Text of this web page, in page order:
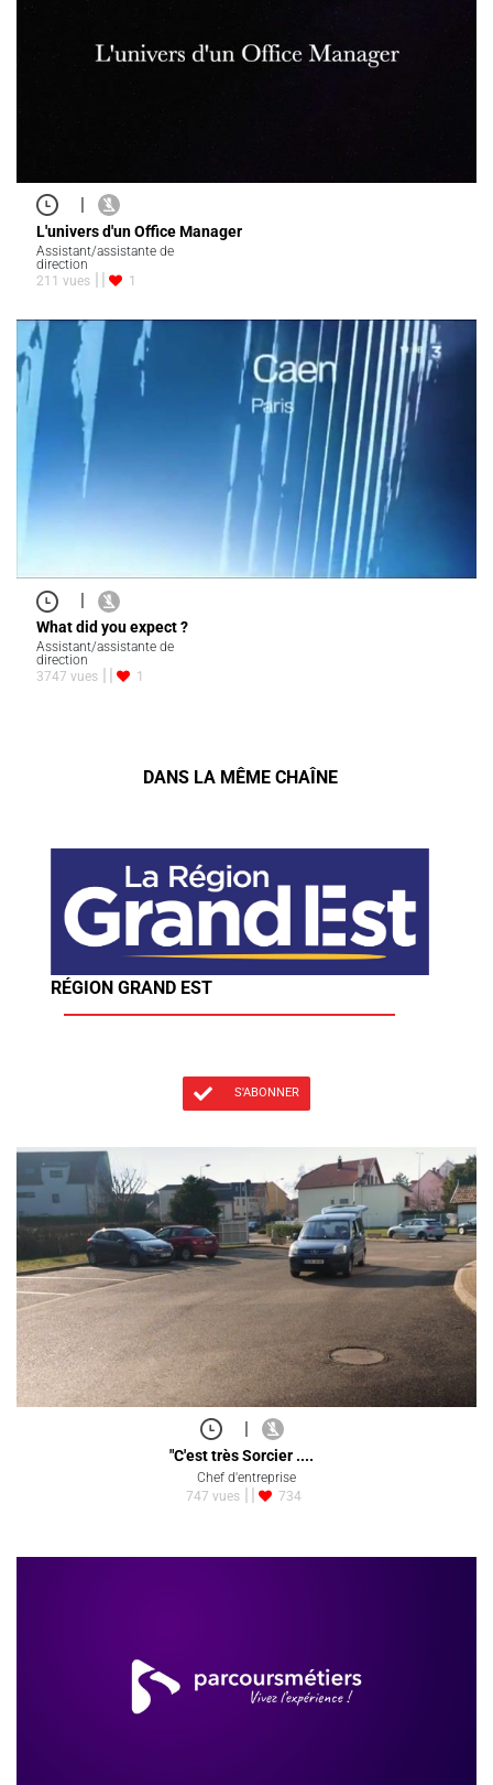
|
L'univers d'un Office Manager
Assistant/assistante de
direction
211 vues
1
|
What did you expect ?
Assistant/assistante de
direction
3747 vues
1
DANS LA MÊME CHAÎNE
RÉGION GRAND EST
S'ABONNER
|
"C'est très Sorcier ....
Chef d'entreprise
747 vues
734